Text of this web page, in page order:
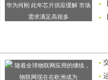
华为何刚 此年芯片供应缓解 市场
需求满足高很多